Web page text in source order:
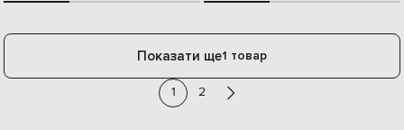
Показати ще1 товар
1 2